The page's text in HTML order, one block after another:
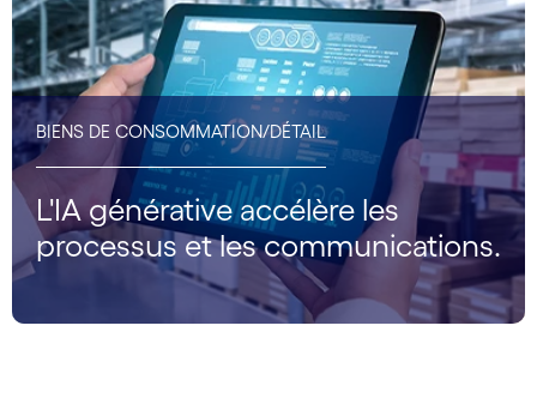
BIENS DE CONSOMMATION/DÉTAIL
L'IA générative accélère les
processus et les communications.